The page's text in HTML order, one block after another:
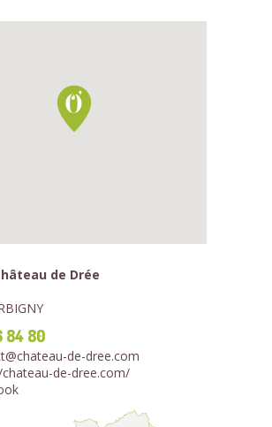
de Drée
84 80
de-dree.com
de-dree.com/